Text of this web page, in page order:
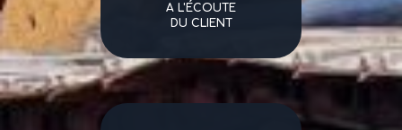
A L'ÉCOUTE
DU CLIENT